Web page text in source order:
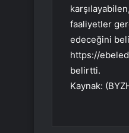
faaliyetler
edeceğini
https://
belirtti.
Kaynak: